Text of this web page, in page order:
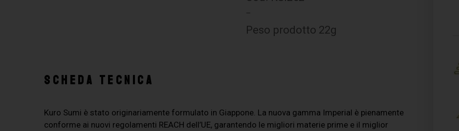
–
Peso prodotto 22g
SCHEDA TECNICA
Kuro Sumi è stato originariamente formulato in Giappone. La nuova gamma Imperial è pienamente
conforme ai nuovi regolamenti REACH dell’UE, garantendo le migliori materie prime e il miglior